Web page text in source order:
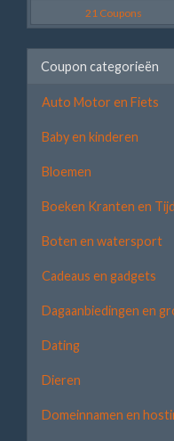
21 Coupons
Coupon categorieën
Auto Motor en Fiets
Baby en kinderen
Bloemen
Boeken Kranten en
Boten en watersport
Cadeaus en gadgets
Dagaanbiedingen en
Dating
Dieren
Domeinnamen en